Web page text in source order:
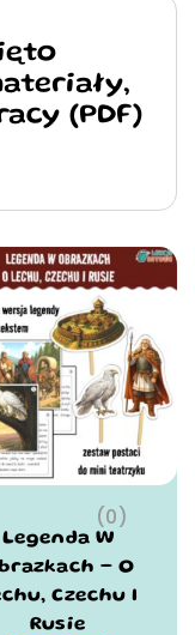
(PDF)
(0)
Legenda W
– O
Czechu I
Rusie